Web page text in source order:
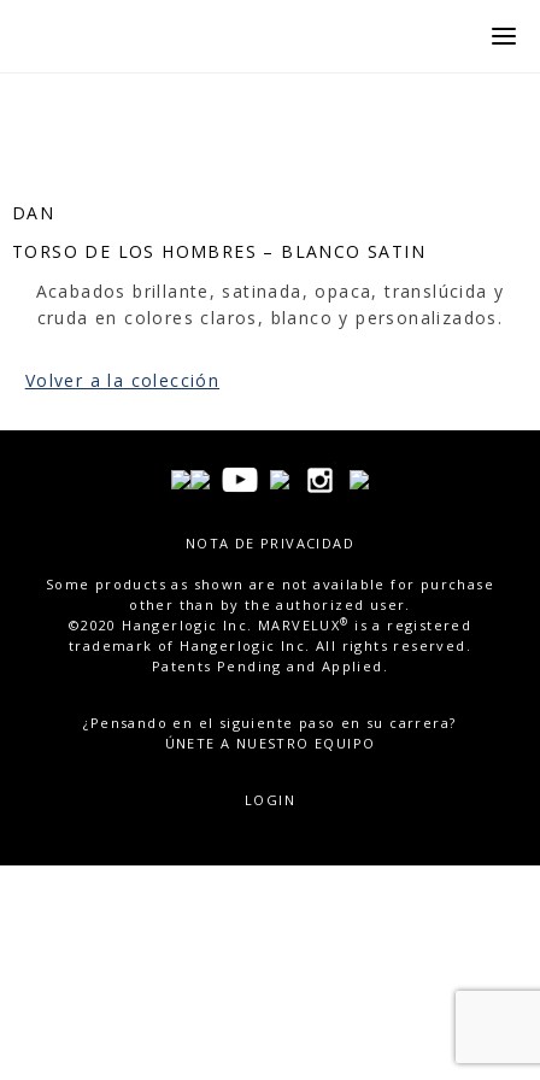
DAN
TORSO DE LOS HOMBRES – BLANCO SATIN
Acabados brillante, satinada, opaca, translúcida y
cruda en colores claros, blanco y personalizados.
Volver a la colección
NOTA DE PRIVACIDAD
Some products as shown are not available for purchase
other than by the authorized user.
©2020 Hangerlogic Inc. MARVELUX®
is a registered
trademark of Hangerlogic Inc. All rights reserved.
Patents Pending and Applied.
¿Pensando en el siguiente paso en su carrera?
ÚNETE A NUESTRO EQUIPO
LOGIN